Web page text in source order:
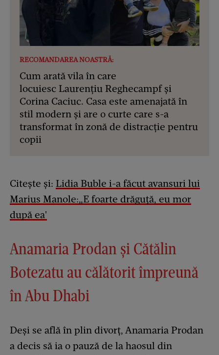
RECOMANDAREA NOASTRĂ:
Cum arată vila în care
locuiesc Laurențiu Reghecampf și
Corina Caciuc. Casa este amenajată în
stil modern și are o curte care s-a
transformat în zonă de distracție pentru
copii
Citește și: Lidia Buble i-a făcut avansuri lui
Marius Manole:„E foarte drăguță, eu mor
după ea'
Anamaria Prodan și Cătălin
Botezatu au călătorit împreună
în Abu Dhabi
Deși se află în plin divorț, Anamaria Prodan
a decis să ia o pauză de la haosul din